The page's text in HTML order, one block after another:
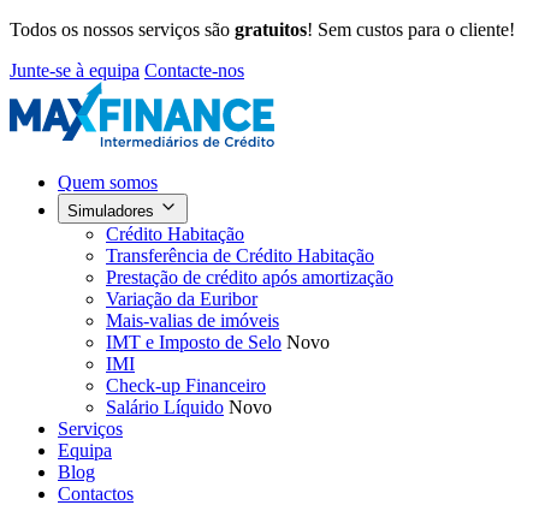
Todos os nossos serviços são gratuitos! Sem custos para o cliente!
Junte-se à equipa Contacte-nos
Quem somos
Simuladores
Crédito Habitação
Transferência de Crédito Habitação
Prestação de crédito após amortização
Variação da Euribor
Mais-valias de imóveis
IMT e Imposto de Selo Novo
IMI
Check-up Financeiro
Salário Líquido Novo
Serviços
Equipa
Blog
Contactos